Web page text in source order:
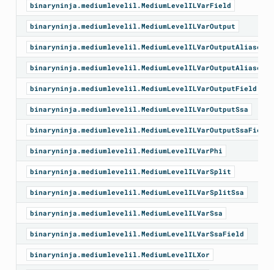
binaryninja.mediumlevelil.MediumLevelILVarField
binaryninja.mediumlevelil.MediumLevelILVarOutput
binaryninja.mediumlevelil.MediumLevelILVarOutputAliased
binaryninja.mediumlevelil.MediumLevelILVarOutputField
binaryninja.mediumlevelil.MediumLevelILVarOutputSsa
binaryninja.mediumlevelil.MediumLevelILVarOutputSsaField
binaryninja.mediumlevelil.MediumLevelILVarPhi
binaryninja.mediumlevelil.MediumLevelILVarSplit
binaryninja.mediumlevelil.MediumLevelILVarSplitSsa
binaryninja.mediumlevelil.MediumLevelILVarSsa
binaryninja.mediumlevelil.MediumLevelILVarSsaField
binaryninja.mediumlevelil.MediumLevelILXor